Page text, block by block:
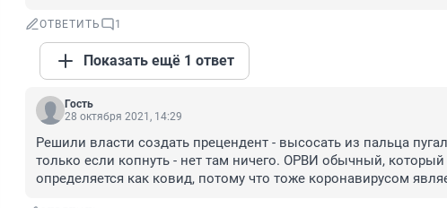
ОТВЕТИТЬ 1
Показать ещё 1 ответ
Гость
28 октября 2021, 14:29
Решили власти создать прецендент - высосать из пальца
только если копнуть - нет там ничего. ОРВИ обычный,
определяется как ковид, потому что тоже коронавирусом